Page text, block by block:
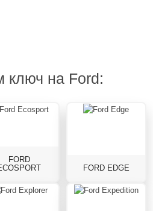
ключ на Ford:
FORD
FORD EDGE